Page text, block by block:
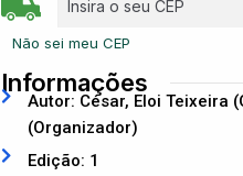
Não sei meu CEP
Informações
Autor: César, Eloi Teixeira
(Organizador)
Edição: 1